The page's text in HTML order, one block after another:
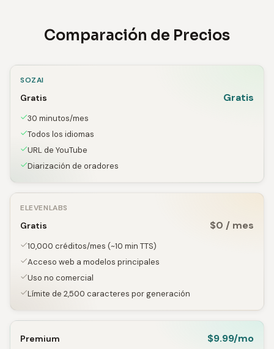
Comparación de Precios
SOZAI
Gratis Gratis
30 minutos/mes
Todos los idiomas
URL de YouTube
Diarización de oradores
ELEVENLABS
Gratis $0 / mes
10,000 créditos/mes (~10 min TTS)
Acceso web a modelos principales
Uso no comercial
Límite de 2,500 caracteres por generación
Premium $9.99/mo